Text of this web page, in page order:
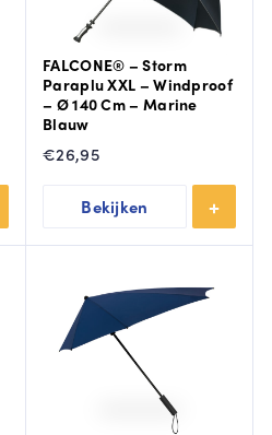
FALCONE® – Storm
Paraplu XXL – Windproof
– Ø 140 Cm – Marine
Blauw
€26,95
Bekijken